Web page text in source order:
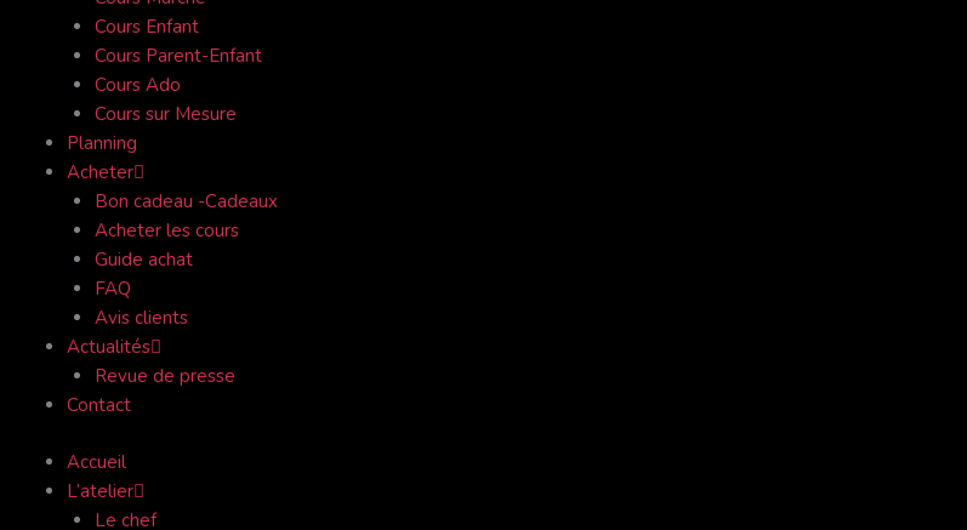
Cours Enfant
Cours Parent-Enfant
Cours Ado
Cours sur Mesure
Planning
Acheter
Bon cadeau -Cadeaux
Acheter les cours
Guide achat
FAQ
Avis clients
Actualités
Revue de presse
Contact
Accueil
L’atelier
Le chef